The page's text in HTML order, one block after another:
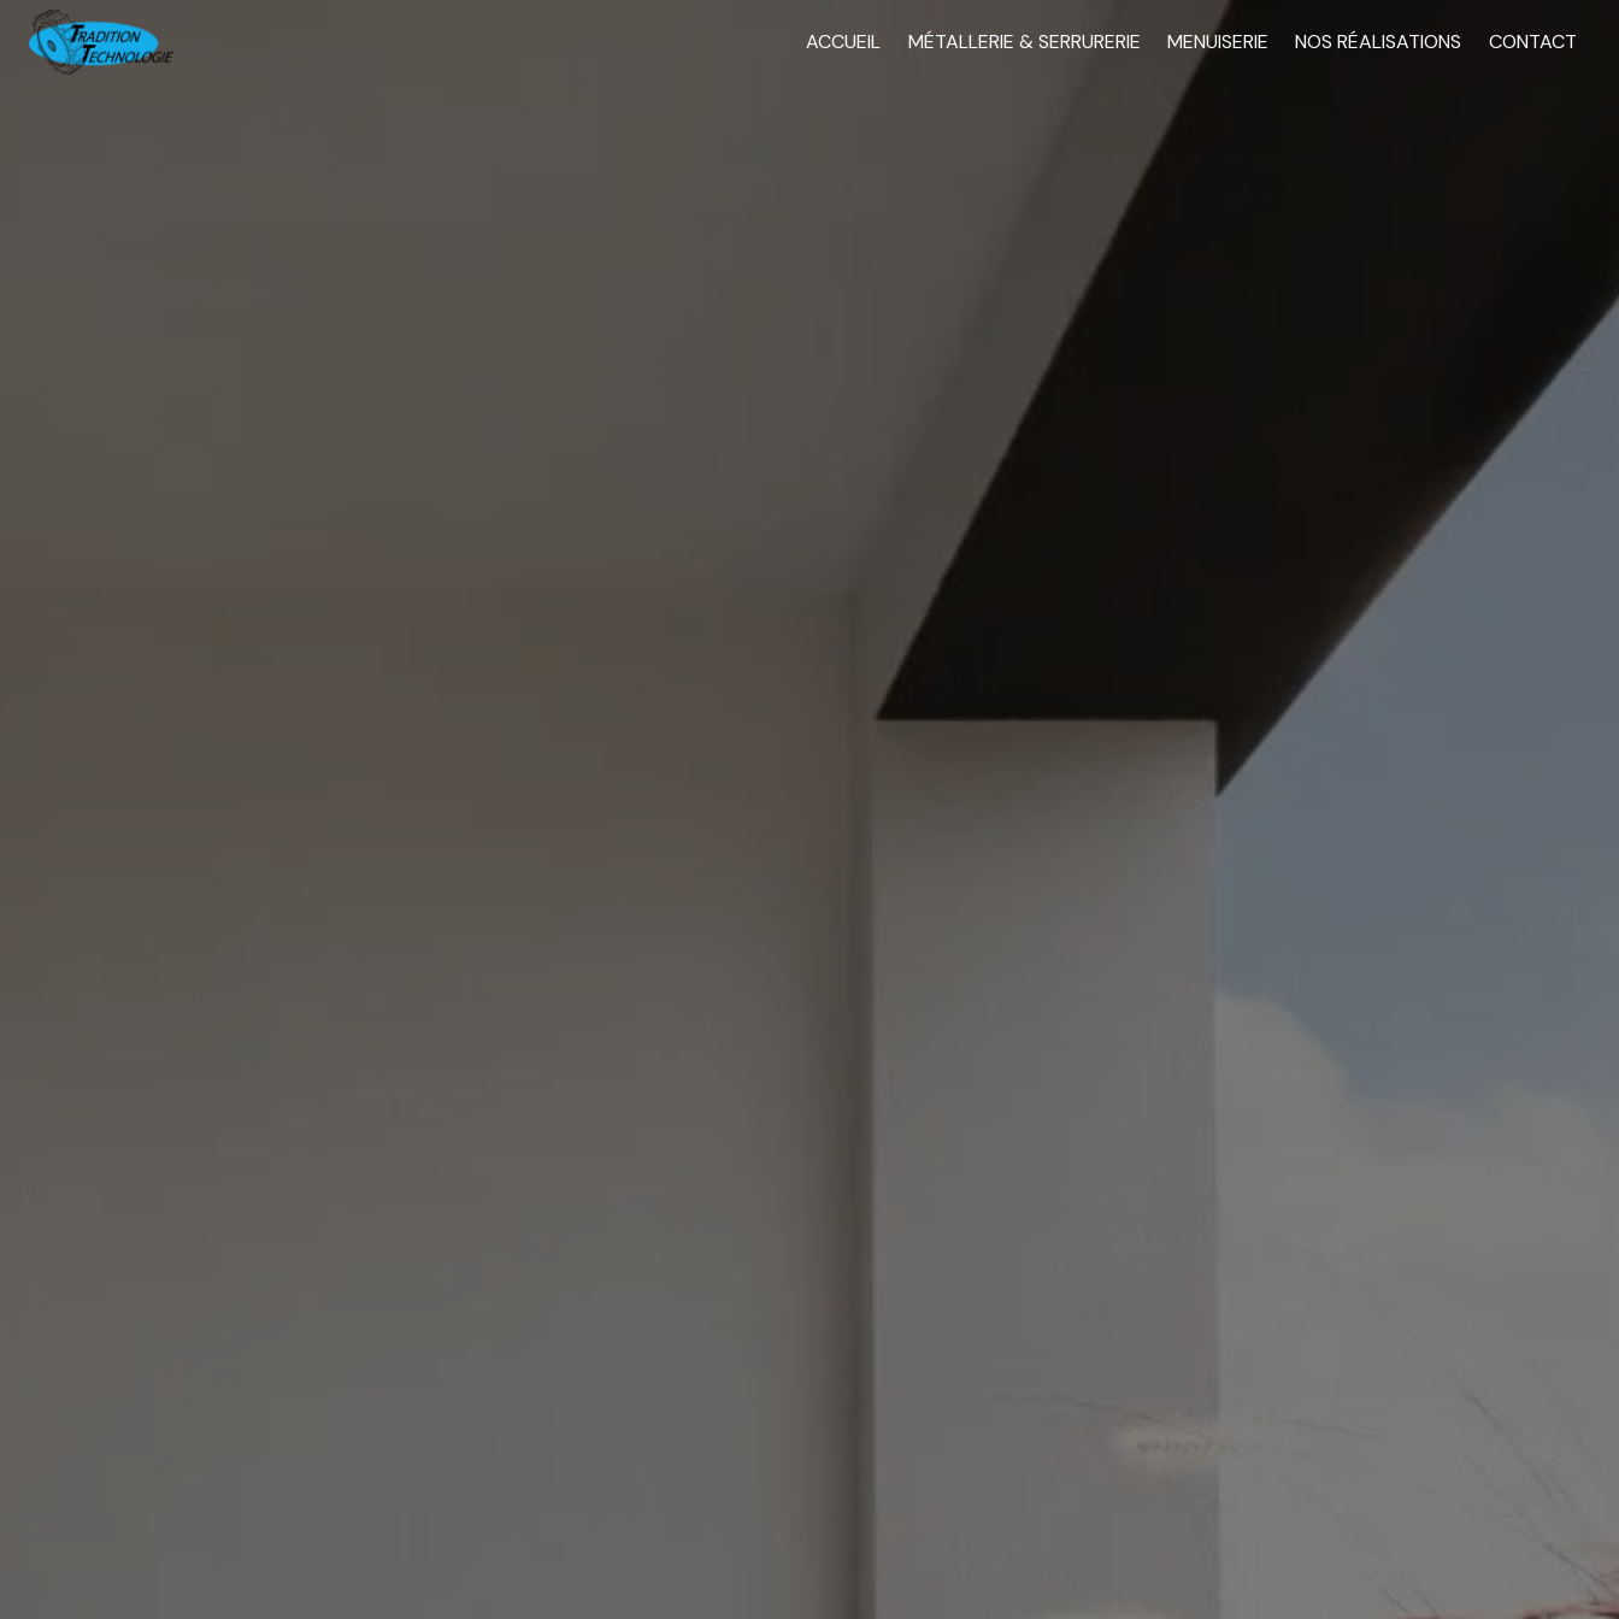
ACCUEIL MÉTALLERIE & SERRURERIE MENUISERIE NOS RÉALISATIONS CONTACT
Panneau de gestion des cookies